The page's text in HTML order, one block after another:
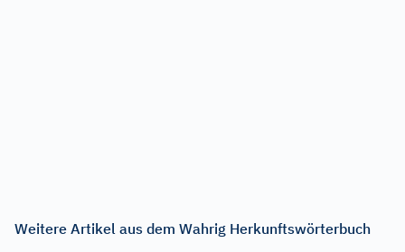
Weitere Artikel aus dem Wahrig Herkunftswörterbuch